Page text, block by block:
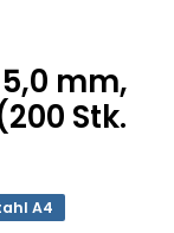
mm,
Stk.
A4